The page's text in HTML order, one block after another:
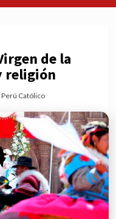
de la
religión
Católico